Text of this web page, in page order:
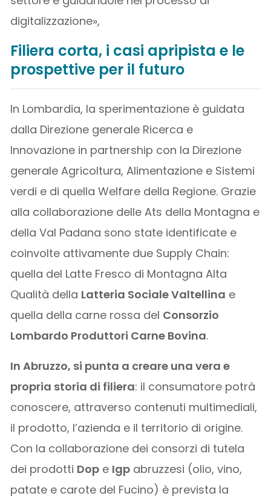
digitalizzazione»,
Filiera corta, i casi apripista e le
prospettive per il futuro
In Lombardia, la sperimentazione è guidata
dalla Direzione generale Ricerca e
Innovazione in partnership con la Direzione
generale Agricoltura, Alimentazione e Sistemi
verdi e di quella Welfare della Regione. Grazie
alla collaborazione delle Ats della Montagna e
della Val Padana sono state identificate e
coinvolte attivamente due Supply Chain:
quella del Latte Fresco di Montagna Alta
Qualità della Latteria Sociale Valtellina e
quella della carne rossa del Consorzio
Lombardo Produttori Carne Bovina.
In Abruzzo, si punta a creare una vera e
propria storia di filiera: il consumatore potrà
conoscere, attraverso contenuti multimediali,
il prodotto, l’azienda e il territorio di origine.
Con la collaborazione dei consorzi di tutela
dei prodotti Dop e Igp abruzzesi (olio, vino,
patate e carote del Fucino) è prevista la